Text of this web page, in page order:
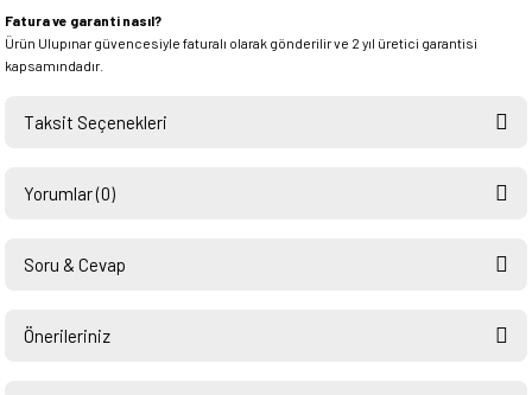
Fatura ve garanti nasıl?
Ürün Ulupınar güvencesiyle faturalı olarak gönderilir ve 2 yıl üretici garantisi
kapsamındadır.
Taksit Seçenekleri
Yorumlar (0)
Soru & Cevap
Önerileriniz